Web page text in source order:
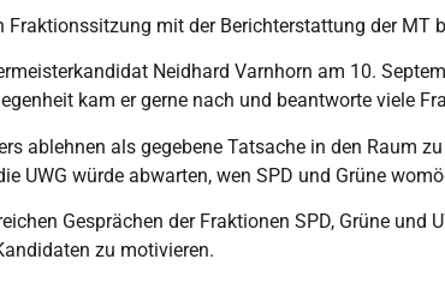
Fraktionssitzung mit der Berichterstattung der MT
Neidhard Varnhorn am 10.
kam er gerne nach und beantworte viele
ablehnen als gegebene Tatsache in den Raum
UWG würde abwarten, wen SPD und Grüne
Gesprächen der Fraktionen SPD, Grüne
zu motivieren.